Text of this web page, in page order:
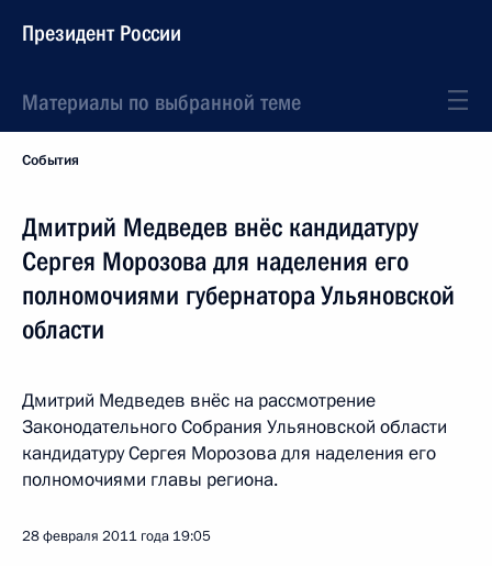
Президент России
Материалы по выбранной теме
События
Дмитрий Медведев внёс кандидатуру
Сергея Морозова для наделения его
полномочиями губернатора Ульяновской
области
Дмитрий Медведев внёс на рассмотрение
Законодательного Собрания Ульяновской области
кандидатуру Сергея Морозова для наделения его
полномочиями главы региона.
28 февраля 2011 года 19:05